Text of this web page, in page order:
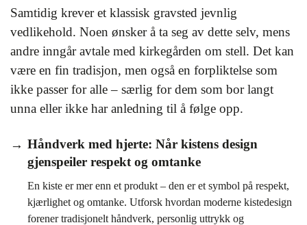
Samtidig krever et klassisk gravsted jevnlig
vedlikehold. Noen ønsker å ta seg av dette selv, mens
andre inngår avtale med kirkegården om stell. Det kan
være en fin tradisjon, men også en forpliktelse som
ikke passer for alle – særlig for dem som bor langt
unna eller ikke har anledning til å følge opp.
Håndverk med hjerte: Når kistens design
gjenspeiler respekt og omtanke
En kiste er mer enn et produkt – den er et symbol på respekt,
kjærlighet og omtanke. Utforsk hvordan moderne kistedesign
forener tradisjonelt håndverk, personlig uttrykk og